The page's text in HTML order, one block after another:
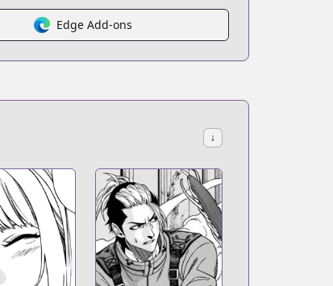
Edge Add-ons
↓